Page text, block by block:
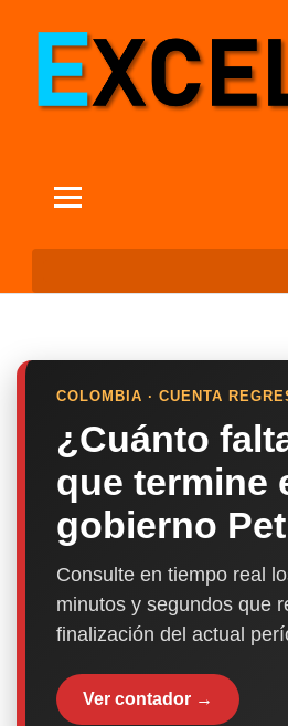
COLOMBIA · CUENTA
¿Cuánto
que termine
gobierno
Consulte en tiempo real
minutos y segundos que
finalización del actual
Ver contador →